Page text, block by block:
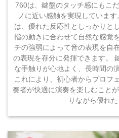
760は、鍵盤のタッチ感にもこ
ノに近い感触を実現していま
は、優れた反応性としっかりと
指の動きに合わせて自然な感覚
チの強弱によって音の表現を自
の表現を存分に発揮できます。
な手触りが心地よく、長時間の
これにより、初心者からプロフ
奏者が快適に演奏を楽しむこと
りながら優れ